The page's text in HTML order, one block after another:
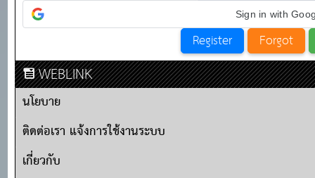
Sign in with
WEBLINK
นโยบาย
ติดต่อเรา แจ้งการใช้งานระบบ
เกี่ยวกับ